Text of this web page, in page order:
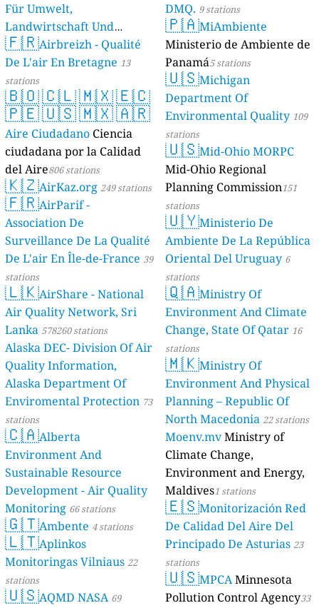
Für Umwelt,
Landwirtschaft Und
Geologie) 50 stations
🇫🇷Airbreizh - Qualité
De L'air En Bretagne 13
stations
🇧🇴🇨🇱🇲🇽🇪🇨
🇵🇪🇺🇸🇲🇽🇦🇷
Aire Ciudadano Ciencia
ciudadana por la Calidad
del Aire806 stations
🇰🇿AirKaz.org 249 stations
🇫🇷AirParif -
Association De
Surveillance De La Qualité
De L'air En Île-de-France 39
stations
🇱🇰AirShare - National
Air Quality Network, Sri
Lanka 578260 stations
Alaska DEC- Division Of Air
Quality Information,
Alaska Department Of
Enviromental Protection 73
stations
🇨🇦Alberta
Environment And
Sustainable Resource
Development - Air Quality
Monitoring 66 stations
🇬🇹Ambente 4 stations
🇱🇹Aplinkos
Monitoringas Vilniaus 22
stations
🇺🇸AQMD NASA 69
DMQ. 9 stations
🇵🇦MiAmbiente
Ministerio de Ambiente de
Panamá5 stations
🇺🇸Michigan
Department Of
Environmental Quality 109
stations
🇺🇸Mid-Ohio MORPC
Mid-Ohio Regional
Planning Commission151
stations
🇺🇾Ministerio De
Ambiente De La República
Oriental Del Uruguay 6
stations
🇶🇦Ministry Of
Environment And Climate
Change, State Of Qatar 16
stations
🇲🇰Ministry Of
Environment And Physical
Planning – Republic Of
North Macedonia 22 stations
Moenv.mvMinistry of
Climate Change,
Environment and Energy,
Maldives1 stations
🇪🇸Monitorización Red
De Calidad Del Aire Del
Principado De Asturias 23
stations
🇺🇸MPCAMinnesota
Pollution Control Agency33